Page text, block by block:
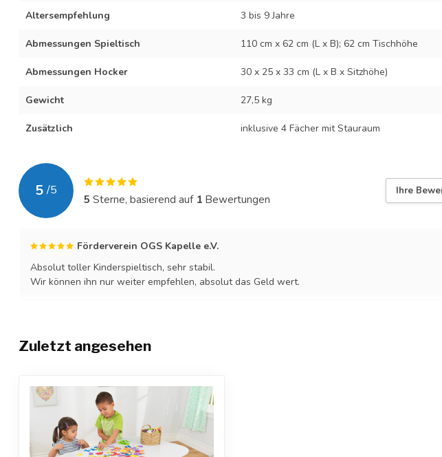
Altersempfehlung 3 bis 9 Jahre
Abmessungen Spieltisch 110 cm x 62 cm (L x B); 62 cm Tischhöhe
Abmessungen Hocker 30 x 25 x 33 cm (L x B x Sitzhöhe)
Gewicht 27,5 kg
Zusätzlich inklusive 4 Fächer mit Stauraum
5 /5
5 Sterne, basierend auf 1 Bewertungen
Ihre
Förderverein OGS Kapelle e.V.
Absolut toller Kinderspieltisch, sehr stabil.
Wir können ihn nur weiter empfehlen, absolut das Geld wert.
Zuletzt angesehen